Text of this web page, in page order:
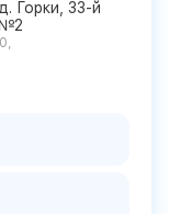
Горки, 33-й
№2